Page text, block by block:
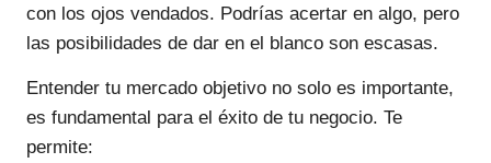
con los ojos vendados. Podrías acertar en algo, pero
las posibilidades de dar en el blanco son escasas.
Entender tu mercado objetivo no solo es importante,
es fundamental para el éxito de tu negocio. Te
permite: